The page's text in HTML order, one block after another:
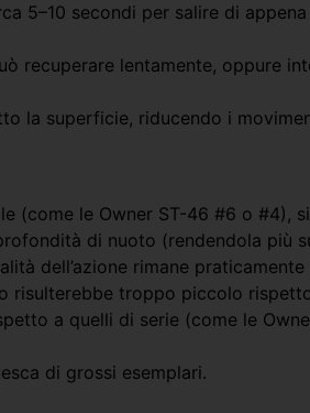
5–10 secondi per salire di
recuperare lentamente, oppure
la superficie, riducendo i
le Owner ST-46 #6 o #4),
di nuoto (rendendola più
dell’azione rimane
risulterebbe troppo piccolo
a quelli di serie (come le
di grossi esemplari.